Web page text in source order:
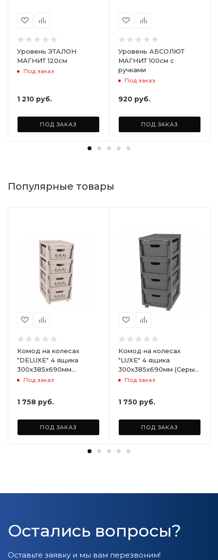
Уровень ЭТАЛОН
МАГНИТ 120см
Под заказ
1 210 руб.
ПОД ЗАКАЗ
Уровень АБСОЛЮТ
МАГНИТ 100см с
ручками
Под заказ
920 руб.
ПОД ЗАКАЗ
Популярные товары
Комод на колесах
"DELUXE" 4 ящика
300х385х690мм
(Светло-бежевый)
Под заказ
1 758 руб.
ПОД ЗАКАЗ
Комод на колесах
"LUXE" 4 ящика
300х385х690мм (Серый)
ARD258086
Под заказ
1 750 руб.
ПОД ЗАКАЗ
Остались вопросы?
Оставьте заявку и мы вам перезвоним!